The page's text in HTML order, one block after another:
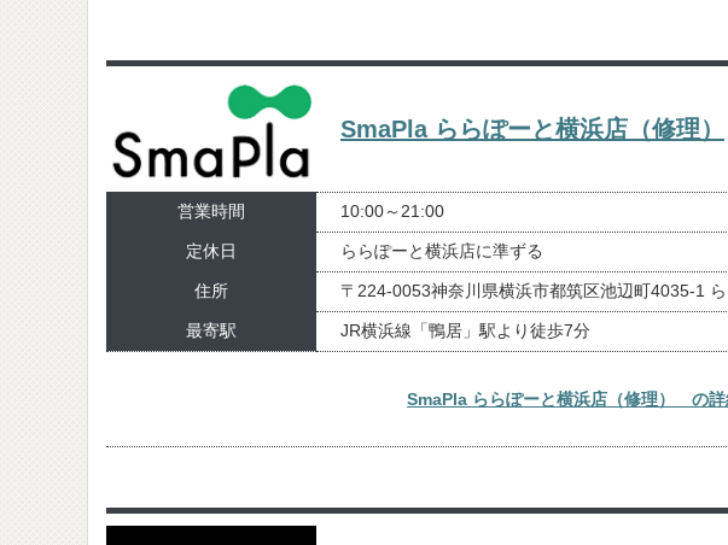
SmaPla ららぽーと横浜店（修理）
営業時間 10:00～21:00
定休日 ららぽーと横浜店に準ずる
住所 〒224-0053神奈川県横浜市都筑区池辺町4035-1
最寄駅 JR横浜線「鴨居」駅より徒歩7分
SmaPla ららぽーと横浜店（修理） の詳